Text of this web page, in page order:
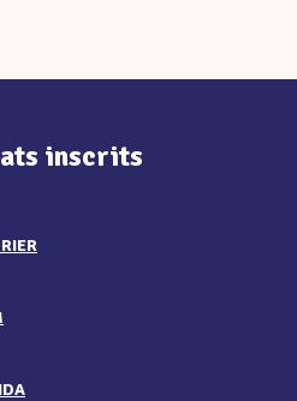
inscrits